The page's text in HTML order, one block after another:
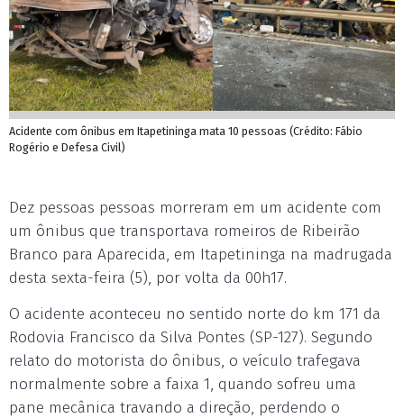
Acidente com ônibus em Itapetininga mata 10 pessoas (Crédito: Fábio
Rogério e Defesa Civil)
Dez pessoas pessoas morreram em um acidente com
um ônibus que transportava romeiros de Ribeirão
Branco para Aparecida, em Itapetininga na madrugada
desta sexta-feira (5), por volta da 00h17.
O acidente aconteceu no sentido norte do km 171 da
Rodovia Francisco da Silva Pontes (SP-127). Segundo
relato do motorista do ônibus, o veículo trafegava
normalmente sobre a faixa 1, quando sofreu uma
pane mecânica travando a direção, perdendo o